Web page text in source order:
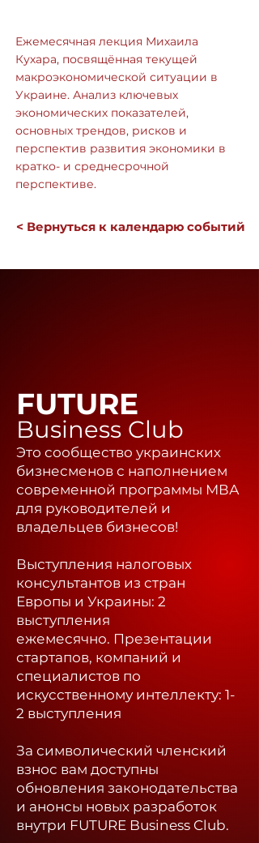
Ежемесячная лекция Михаила
Кухара, посвящённая текущей
макроэкономической ситуации в
Украине. Анализ ключевых
экономических показателей,
основных трендов, рисков и
перспектив развития экономики в
кратко- и среднесрочной
перспективе.
< Вернуться к календарю событий
FUTURE
Business Club
Это сообщество украинских
бизнесменов с наполнением
современной программы МВА
для руководителей и
владельцев бизнесов!
Выступления налоговых
консультантов из стран
Европы и Украины: 2
выступления
ежемесячно. Презентации
стартапов, компаний и
специалистов по
искусственному интеллекту: 1-
2 выступления
За символический членский
взнос вам доступны
обновления законодательства
и анонсы новых разработок
внутри FUTURE Business Club.​